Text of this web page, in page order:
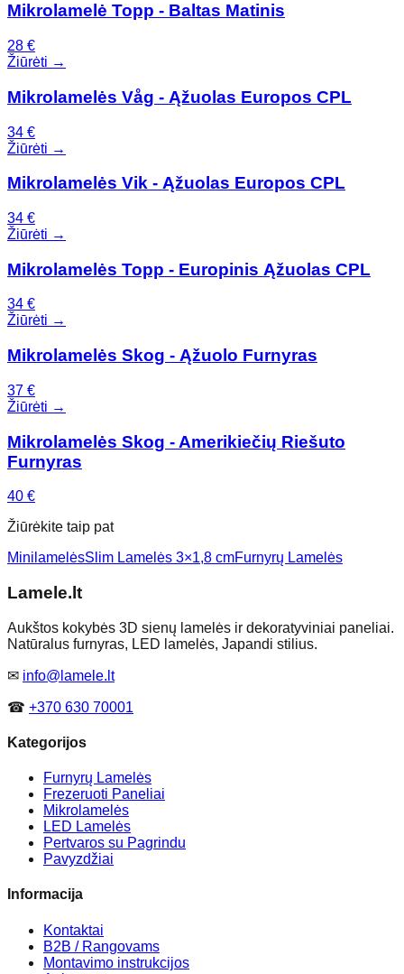
Mikrolamelė Topp - Baltas Matinis
28 €
Žiūrėti →
Mikrolamelės Våg - Ąžuolas Europos CPL
34 €
Žiūrėti →
Mikrolamelės Vik - Ąžuolas Europos CPL
34 €
Žiūrėti →
Mikrolamelės Topp - Europinis Ąžuolas CPL
34 €
Žiūrėti →
Mikrolamelės Skog - Ąžuolo Furnyras
37 €
Žiūrėti →
Mikrolamelės Skog - Amerikiečių Riešuto
Furnyras
40 €
Žiūrėkite taip pat
MinilamelėsSlim Lamelės 3×1,8 cmFurnyrų Lamelės
Lamele.lt
Aukštos kokybės 3D sienų lamelės ir dekoratyviniai paneliai.
Natūralus furnyras, LED lamelės, Japandi stilius.
✉ info@lamele.lt
☎ +370 630 70001
Kategorijos
Furnyrų Lamelės
Frezeruoti Paneliai
Mikrolamelės
LED Lamelės
Pertvaros su Pagrindu
Pavyzdžiai
Informacija
Kontaktai
B2B / Rangovams
Montavimo instrukcijos